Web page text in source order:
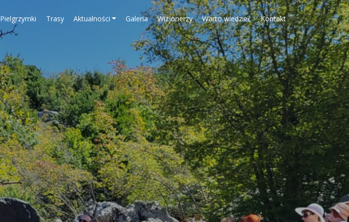
Pielgrzymki Trasy Aktualności Galeria Wizjonerzy Warto wiedzieć Kontakt